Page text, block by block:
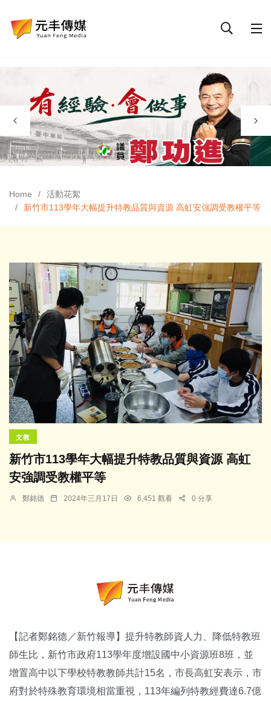
Home
活動花絮
新竹市113學年大幅提升特教品質與資源 高虹安強調受教權平等
文教
新竹市113學年大幅提升特教品質與資源 高虹
安強調受教權平等
鄭銘德 2024年三月17日 6,451 觀看 0 分享
【記者鄭銘德／新竹報導】提升特教師資人力、降低特教班
師生比，新竹市政府113學年度增設國中小資源班8班，並
增置高中以下學校特教教師共計15名，市長高虹安表示，市
府對於特殊教育環境相當重視，113年編列特教經費達6.7億